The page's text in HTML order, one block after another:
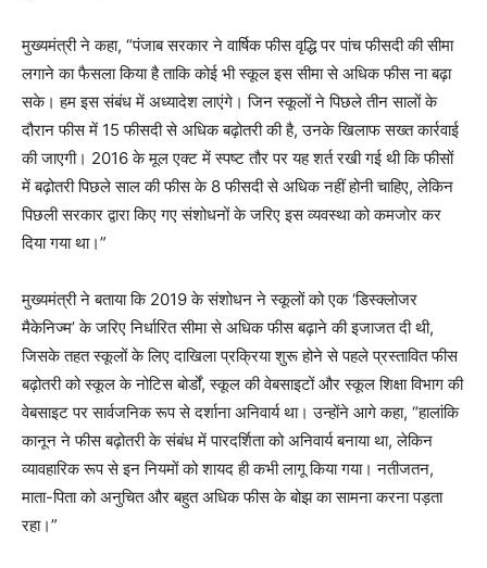
मुख्यमंत्री ने कहा, “पंजाब सरकार ने वार्षिक फीस वृद्धि पर पांच फीसदी की सीमा
लगाने का फैसला किया है ताकि कोई भी स्कूल इस सीमा से अधिक फीस ना बढ़ा
सके। हम इस संबंध में अध्यादेश लाएंगे। जिन स्कूलों ने पिछले तीन सालों के
दौरान फीस में 15 फीसदी से अधिक बढ़ोतरी की है, उनके खिलाफ सख्त कार्रवाई
की जाएगी। 2016 के मूल एक्ट में स्पष्ट तौर पर यह शर्त रखी गई थी कि फीसों
में बढ़ोतरी पिछले साल की फीस के 8 फीसदी से अधिक नहीं होनी चाहिए, लेकिन
पिछली सरकार द्वारा किए गए संशोधनों के जरिए इस व्यवस्था को कमजोर कर
दिया गया था।”
मुख्यमंत्री ने बताया कि 2019 के संशोधन ने स्कूलों को एक ‘डिस्क्लोजर
मैकेनिज्म’ के जरिए निर्धारित सीमा से अधिक फीस बढ़ाने की इजाजत दी थी,
जिसके तहत स्कूलों के लिए दाखिला प्रक्रिया शुरू होने से पहले प्रस्तावित फीस
बढ़ोतरी को स्कूल के नोटिस बोर्डों, स्कूल की वेबसाइटों और स्कूल शिक्षा विभाग की
वेबसाइट पर सार्वजनिक रूप से दर्शाना अनिवार्य था। उन्होंने आगे कहा, “हालांकि
कानून ने फीस बढ़ोतरी के संबंध में पारदर्शिता को अनिवार्य बनाया था, लेकिन
व्यावहारिक रूप से इन नियमों को शायद ही कभी लागू किया गया। नतीजतन,
माता-पिता को अनुचित और बहुत अधिक फीस के बोझ का सामना करना पड़ता
रहा।”